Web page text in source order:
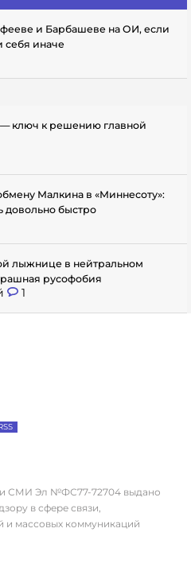
и Барбашеве на ОИ, если
себя иначе
ключ к решению главной
Малкина в «Миннесоту»:
довольно быстро
лыжнице в нейтральном
русофобия
1
СМИ Эл №ФС77-72704 выдано
в сфере связи,
и массовых коммуникаций